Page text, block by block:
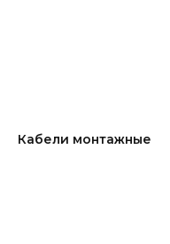
Кабели монтажные